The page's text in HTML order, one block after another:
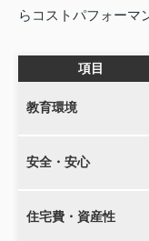
らコストパフォーマ
項目
教育環境
安全・安心
住宅費・資産性